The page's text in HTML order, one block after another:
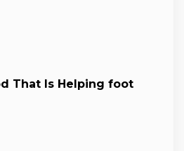
That Is Helping foot